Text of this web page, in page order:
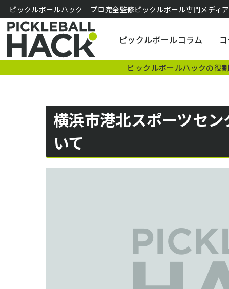
ピックルボールハック｜プロ完全監修ピックルボール専門メディア
ピックルボールコラム
ピックルボールハックの役割
横浜市港北スポーツセ
いて